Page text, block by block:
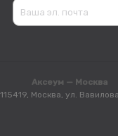
Аксеум — Москва
115419, Москва, ул.